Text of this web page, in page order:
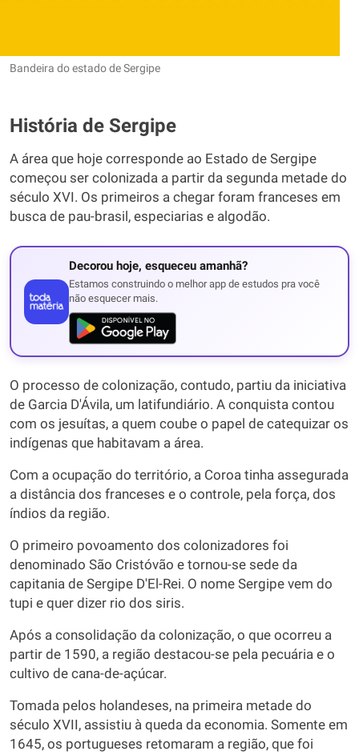
Bandeira do estado de Sergipe
História de Sergipe
A área que hoje corresponde ao Estado de Sergipe
começou ser colonizada a partir da segunda metade do
século XVI. Os primeiros a chegar foram franceses em
busca de pau-brasil, especiarias e algodão.
Decorou hoje, esqueceu amanhã?
Estamos construindo o melhor app de estudos pra você
não esquecer mais.
O processo de colonização, contudo, partiu da iniciativa
de Garcia D'Ávila, um latifundiário. A conquista contou
com os jesuítas, a quem coube o papel de catequizar os
indígenas que habitavam a área.
Com a ocupação do território, a Coroa tinha assegurada
a distância dos franceses e o controle, pela força, dos
índios da região.
O primeiro povoamento dos colonizadores foi
denominado São Cristóvão e tornou-se sede da
capitania de Sergipe D'El-Rei. O nome Sergipe vem do
tupi e quer dizer rio dos siris.
Após a consolidação da colonização, o que ocorreu a
partir de 1590, a região destacou-se pela pecuária e o
cultivo de cana-de-açúcar.
Tomada pelos holandeses, na primeira metade do
século XVII, assistiu à queda da economia. Somente em
1645, os portugueses retomaram a região, que foi